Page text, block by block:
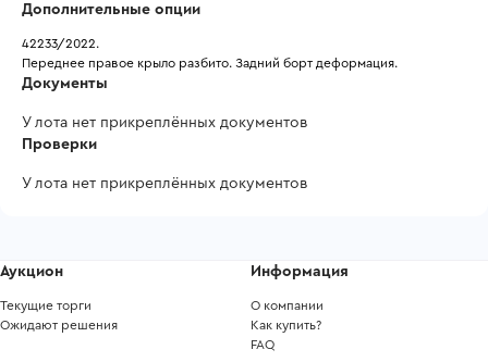
Дополнительные опции
42233/2022.
Переднее правое крыло разбито. Задний борт деформация.
Документы
У лота нет прикреплённых документов
Проверки
У лота нет прикреплённых документов
Аукцион
Текущие торги
Ожидают решения
Информация
О компании
Как купить?
FAQ